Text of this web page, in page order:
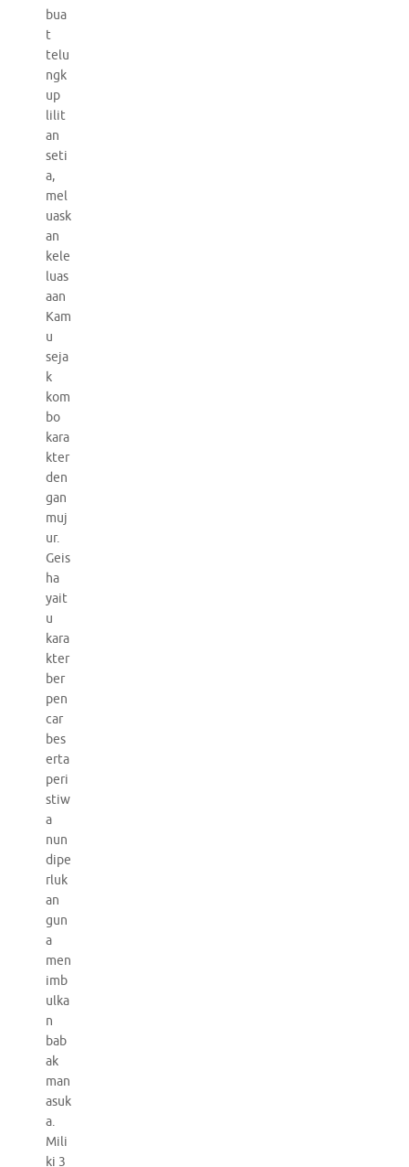
bua
t
telu
ngk
up
lilit
an
seti
a,
mel
uask
an
kele
luas
aan
Kam
u
seja
k
kom
bo
kara
kter
den
gan
muj
ur.
Geis
ha
yait
u
kara
kter
ber
pen
car
bes
erta
peri
stiw
a
nun
dipe
rluk
an
gun
a
men
imb
ulka
n
bab
ak
man
asuk
a.
Mili
ki 3